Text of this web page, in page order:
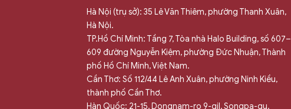
Hà Nội (trụ sở): 35 Lê Văn Thiêm, phường Thanh Xuân,
Hà Nội.
TP.Hồ Chí Minh: Tầng 7, Tòa nhà Halo Building, số 607–
609 đường Nguyễn Kiệm, phường Đức Nhuận, Thành
phố Hồ Chí Minh, Việt Nam.
Cần Thơ: Số 112/44 Lê Anh Xuân, phường Ninh Kiều,
thành phố Cần Thơ.
Hàn Quốc: 21-15, Dongnam-ro 9-gil, Songpa-gu,